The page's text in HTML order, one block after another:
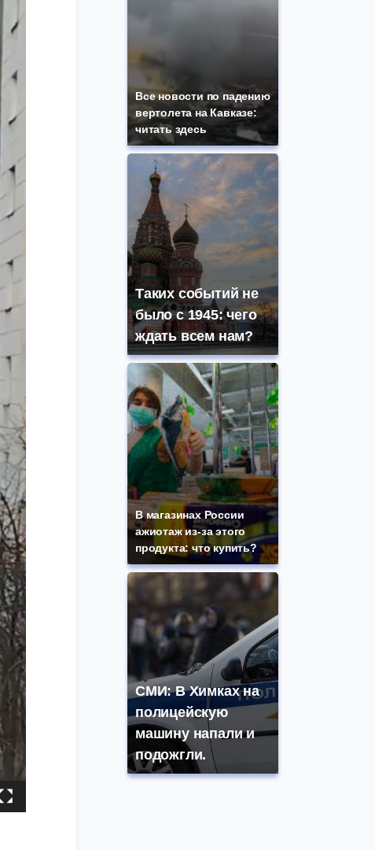
Все новости по падению
вертолета на Кавказе:
читать здесь
Таких событий не
было с 1945: чего
ждать всем нам?
В магазинах России
ажиотаж из-за этого
продукта: что купить?
СМИ: В Химках на
полицейскую
машину напали и
подожгли.